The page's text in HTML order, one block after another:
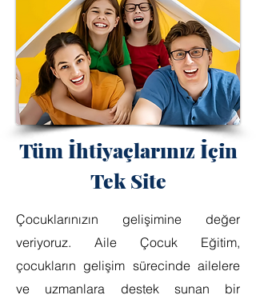
Tüm İhtiyaçlarınız İçin
Tek Site
Çocuklarınızın gelişimine değer
veriyoruz. Aile Çocuk Eğitim,
çocukların gelişim sürecinde ailelere
ve uzmanlara destek sunan bir